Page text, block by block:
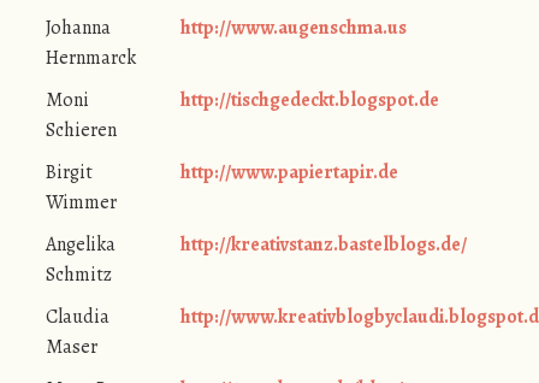
Johanna
Hernmarck
http://www.augenschma.us
Moni
Schieren
http://tischgedeckt.blogspot.de
Birgit
Wimmer
http://www.papiertapir.de
Angelika
Schmitz
http://kreativstanz.bastelblogs.de/
Claudia
Maser
http://